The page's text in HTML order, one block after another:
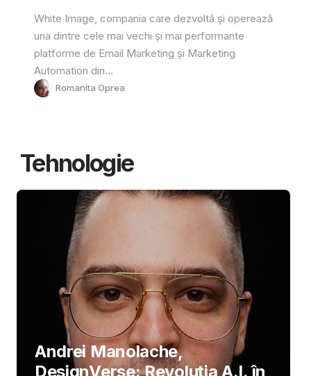
White Image, compania care dezvoltă și operează
una dintre cele mai vechi și mai performante
platforme de Email Marketing și Marketing
Automation din...
Romanita Oprea
Tehnologie
Andrei Manolache,
DesignVerse: Revoluția A.I. în